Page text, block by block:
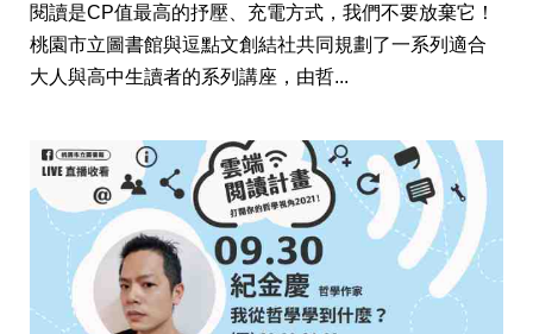
閱讀是CP值最高的抒壓、充電方式，我們不要放棄它！
桃園市立圖書館與逗點文創結社共同規劃了一系列適合
大人與高中生讀者的系列講座，由哲...